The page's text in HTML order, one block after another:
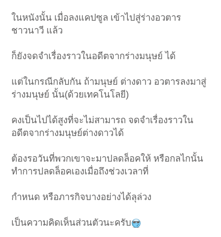
ในหนังนั้น เมื่อลงแคปซูล เข้าไปสู่ร่างอวตาร
ชาวนาวี แล้ว
ก็ยังจดจำเรื่องราวในอดีตจากร่างมนุษย์ ได้
แต่ในกรณีกลับกัน ถ้ามนุษย์ ต่างดาว อวตารลงมาสู่
ร่างมนุษย์ นั้น(ด้วยเทคโนโลยี)
คงเป็นไปได้สูงที่จะไม่สามารถ จดจำเรื่องราวใน
อดีตจากร่างมนุษย์ต่างดาวได้
ต้องรอวันที่พวกเขาจะมาปลดล็อคให้ หรือกลไกนั้น
ทำการปลดล็อคเองเมื่อถึงช่วงเวลาที่
กำหนด หรือภารกิจบางอย่างได้ลุล่วง
เป็นความคิดเห็นส่วนตัวนะครับ